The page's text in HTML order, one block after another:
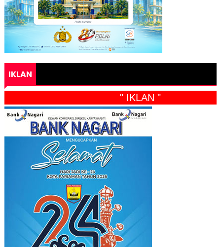
IKLAN
" IKLAN "